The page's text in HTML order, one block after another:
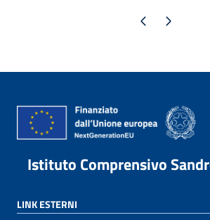
Pagina precedente
Pagina successiva
Istituto Comprensivo
LINK ESTERNI